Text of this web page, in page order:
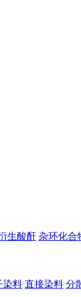
生酸酐 杂环化合
染料 直接染料 分